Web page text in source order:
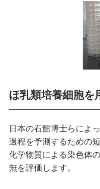
ほ乳類培養細胞を
日本の石館博士らによ
過程を予測するための
化学物質による染色体
無を評価します。